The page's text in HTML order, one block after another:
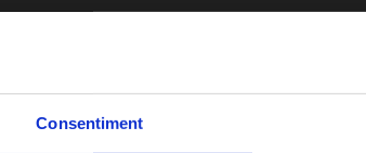
Consentiment